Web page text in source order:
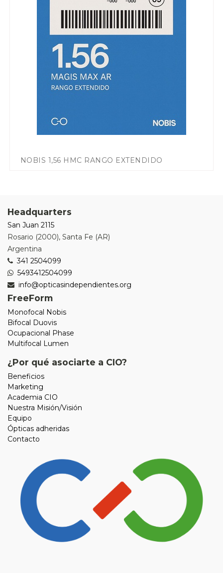
NOBIS 1,56 HMC RANGO EXTENDIDO
Headquarters
San Juan 2115
Rosario (2000), Santa Fe (AR)
Argentina
341 2504099
5493412504099
info@opticasindependientes.org
FreeForm
Monofocal Nobis
Bifocal Duovis
Ocupacional Phase
Multifocal Lumen
¿Por qué asociarte a CIO?
Beneficios
Marketing
Academia CIO
Nuestra Misión/Visión
Equipo
Ópticas adheridas
Contacto